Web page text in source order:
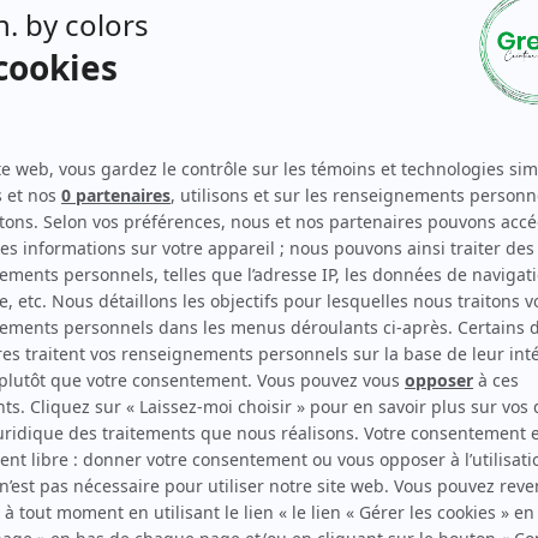
Sur place, les clients
(Workshop17), d’un
cardio, concentration)
est intégrée à l’hôtel.
Créons votre séjour
sert unecuisine
un petit-déjeuner à